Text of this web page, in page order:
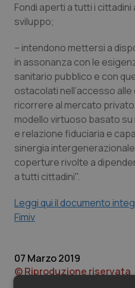
Valle D’Aosta
Veneto
Oncodermatologia
Oncoematologia
Oncologia &
Psoriasi & pelle
Quotidiano
Quotidiano Chirurgia
Quotidiano
Rene & patologie
Fondi aperti a tutti i
sviluppo;
– intendono mettersi a
in assonanza con le
sanitario pubblico e con
ostacolati nell’accesso
ricorrere al mercato
modello virtuoso basato
e relazione fiduciaria e
sinergia
coperture rivolte a
a tutti cittadini".
Leggi qui il documento
Fimiv
07 Marzo 2019
© Riproduzione riservata